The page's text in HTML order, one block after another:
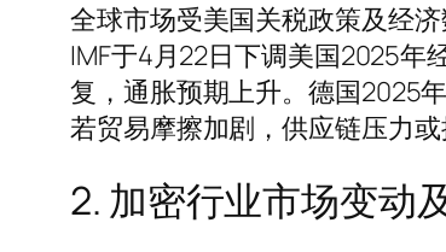
全球市场受美国关税政策及经
IMF于4月22日下调美国2025年
复，通胀预期上升。德国2025
若贸易摩擦加剧，供应链压力
2. 加密行业市场变动